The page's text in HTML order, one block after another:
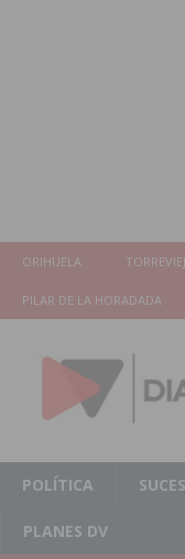
ORIHUELA
PILAR DE LA HORADADA
POLÍTICA
PLANES DV